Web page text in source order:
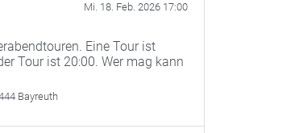
Mi. 18. Feb. 2026 17:00
Eine Tour ist
Tour ist 20:00. Wer mag kann
Bayreuth